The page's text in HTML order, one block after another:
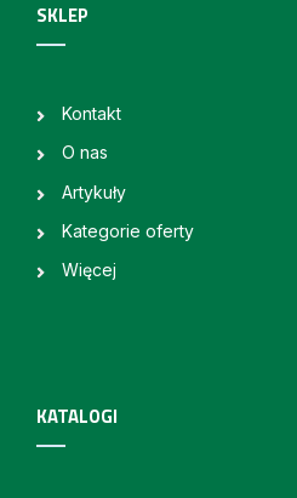
SKLEP
Kontakt
O nas
Artykuły
Kategorie oferty
Więcej
KATALOGI